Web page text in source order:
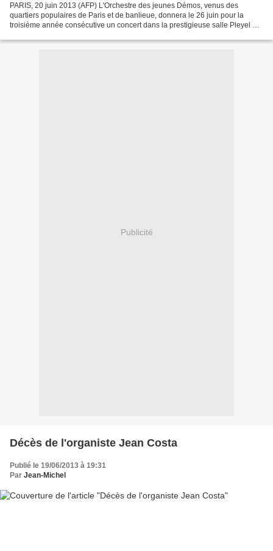
PARIS, 20 juin 2013 (AFP) L'Orchestre des jeunes Démos, venus des
quartiers populaires de Paris et de banlieue, donnera le 26 juin pour la
troisième année consécutive un concert dans la prestigieuse salle Pleyel à
Publicité
Décès de l'organiste Jean Costa
Publié le 19/06/2013 à 19:31
Par Jean-Michel